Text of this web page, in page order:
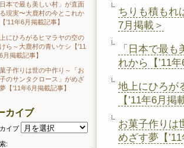
ちりも積もれ
7月掲載＞
「日本で最
れから【’11
地上にひろが
【’11年6月掲
お菓子作りは
めざす夢【
日本で最も美しい村」が直面
現実〜大鹿村の今とこれか
’11年6月掲載記事】
にひろがるヒマラヤの空の
ら～大鹿村の青いケシ【’11
月掲載記事】
子作りは世の中作り～「お
のサンタクロース」がめざ
【’11年6月掲載記事】
カイブ
イブ
: